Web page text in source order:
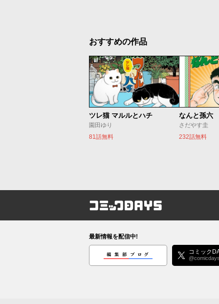
おすすめの作品
ツレ猫 マルルとハチ
園田ゆり
81話無料
なんと孫六
さだやす圭
232話無料
コミックDAYS
最新情報を配信中!
編集部ブログ コミック